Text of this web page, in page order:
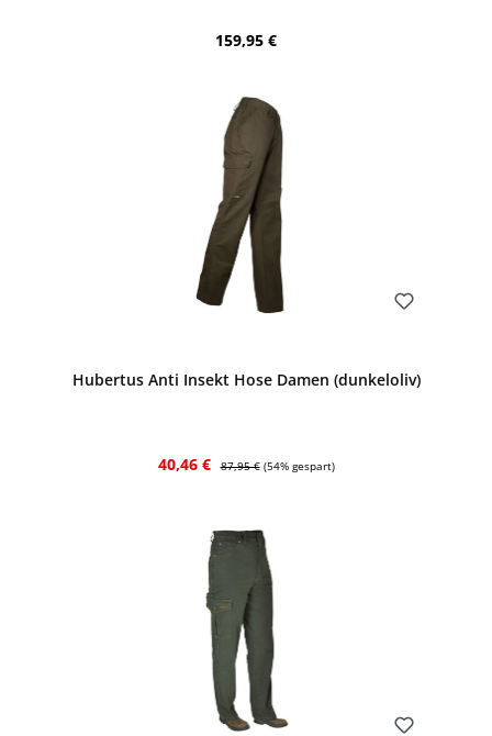
Regulärer Preis:
159,95 €
Hubertus Anti Insekt Hose Damen (dunkeloliv)
Verkaufspreis:
40,46 € Regulärer Preis:
87,95 € (54% gespart)